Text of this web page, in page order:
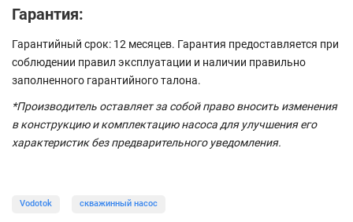
Гарантия:
Гарантийный срок: 12 месяцев. Гарантия предоставляется при
соблюдении правил эксплуатации и наличии правильно
заполненного гарантийного талона.
*Производитель оставляет за собой право вносить изменения
в конструкцию и комплектацию насоса для улучшения его
характеристик без предварительного уведомления.
Vodotok скважинный насос